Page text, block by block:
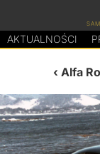
AKTUALNOŚCI
Alfa